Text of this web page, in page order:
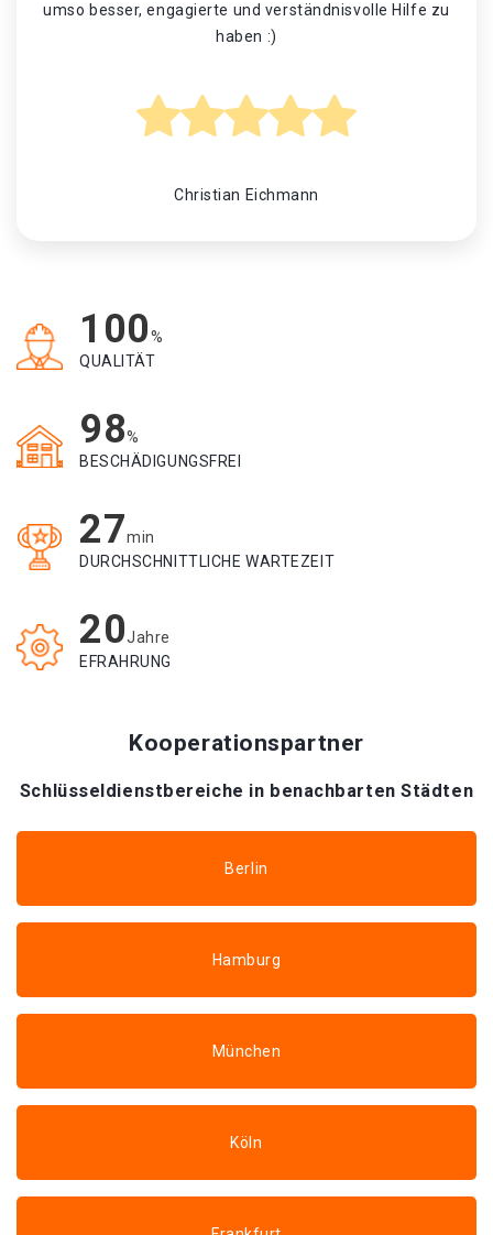
umso besser, engagierte und verständnisvolle Hilfe zu
haben :)
Christian Eichmann
100%
QUALITÄT
98%
BESCHÄDIGUNGSFREI
27min
DURCHSCHNITTLICHE WARTEZEIT
20Jahre
EFRAHRUNG
Kooperationspartner
Schlüsseldienstbereiche in benachbarten Städten
Berlin
Hamburg
München
Köln